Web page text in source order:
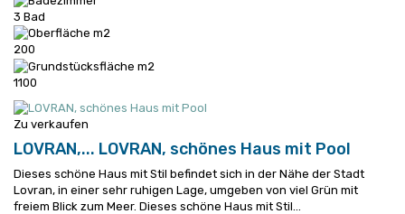
3 Bad
200
1100
Zu verkaufen
LOVRAN,... LOVRAN, schönes Haus mit Pool
Dieses schöne Haus mit Stil befindet sich in der Nähe der Stadt
Lovran, in einer sehr ruhigen Lage, umgeben von viel Grün mit
freiem Blick zum Meer. Dieses schöne Haus mit Stil...